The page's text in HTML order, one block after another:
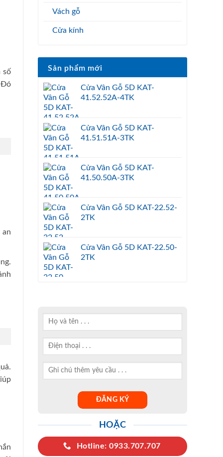
số
Đó
an
Vách gỗ
Cửa kính
Sản phẩm mới
Cửa Vân Gỗ 5D KAT-
41.52.52A-4TK
Cửa Vân Gỗ 5D KAT-
41.51.51A-3TK
Cửa Vân Gỗ 5D KAT-
41.50.50A-3TK
Cửa Vân Gỗ 5D KAT-22.52-
2TK
Cửa Vân Gỗ 5D KAT-22.50-
2TK
HOẶC
Hotline: 0933.707.707